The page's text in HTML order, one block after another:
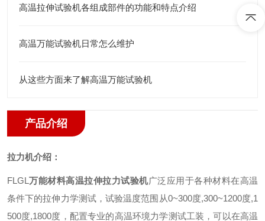
高温拉伸试验机各组成部件的功能和特点介绍
高温万能试验机日常怎么维护
从这些方面来了解高温万能试验机
产品介绍
拉力机介绍 ：
FLGL 万能材料高温拉伸拉力试验机广泛应用于各种材料在高温
条件下的拉伸力学测试，试验温度范围从0~300度,300~1200度,1
500度,1800度，配置专业的高温环境力学测试工装，可以在高温